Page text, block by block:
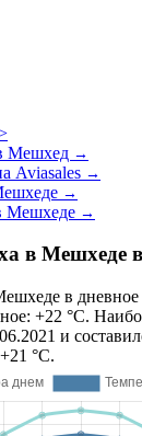
Мешхед →
Aviasales →
→
Мешхеде →
в Мешхеде
в
+22 °C.
и
°C.